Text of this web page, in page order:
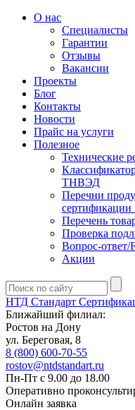
О нас
Специалисты
Гарантии
Отзывы
Вакансии
Проекты
Блог
Контакты
Новости
Прайс на услуги
Полезное
Технические
ТНВЭД
Перечни
Перечень
Проверка
Вопрос-ответ/
Акции
НТД Стандарт
Ближайший филиал:
Ростов на Дону
ул. ​Береговая, 8
8 (800) 600-70-55
rostov@ntdstandart.ru
Пн-Пт с 9.00 до 18.00
Оперативно
Онлайн заявка